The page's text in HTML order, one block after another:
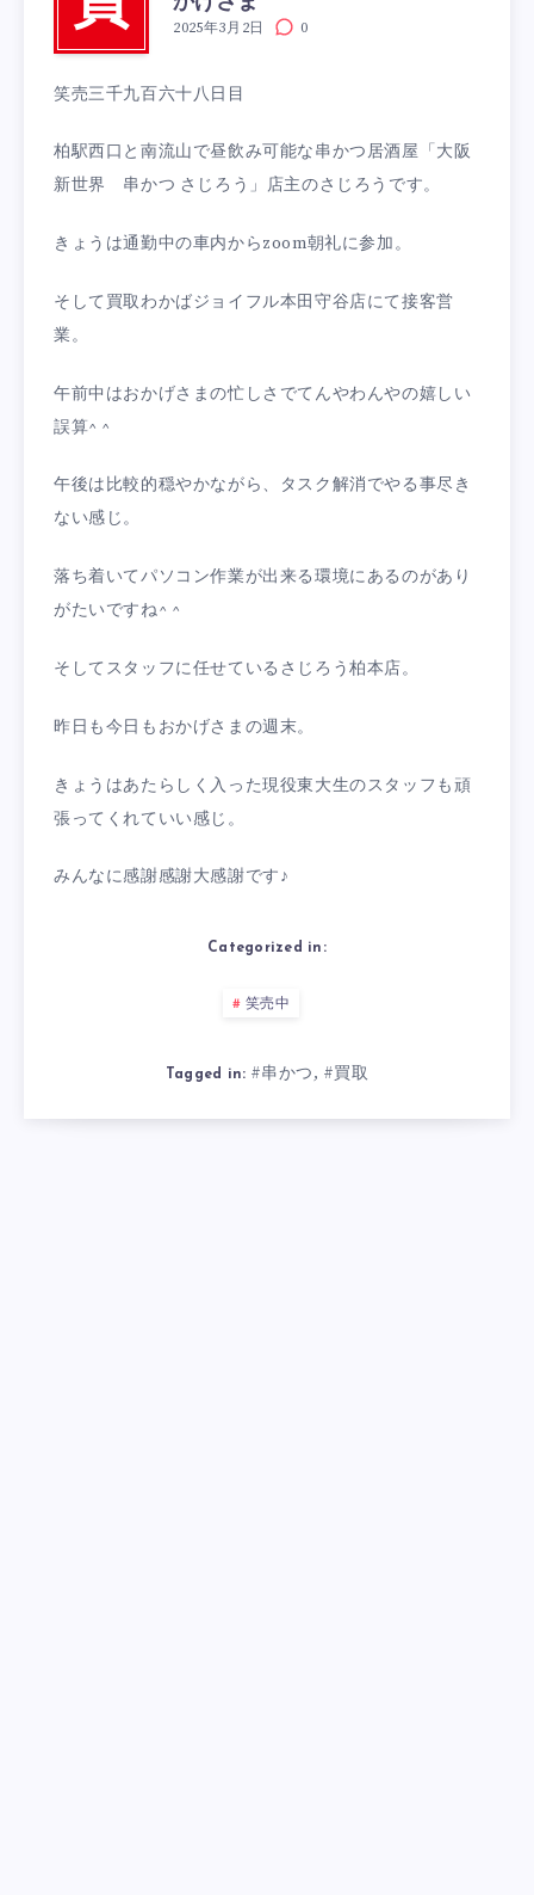
2025年3月2日 0
笑売三千九百六十八日目
柏駅西口と南流山で昼飲み可能な串かつ居酒屋「大阪
新世界 串かつ さじろう」店主のさじろうです。
きょうは通勤中の車内からzoom朝礼に参加。
そして買取わかばジョイフル本田守谷店にて接客営
業。
午前中はおかげさまの忙しさでてんやわんやの嬉しい
誤算^ ^
午後は比較的穏やかながら、タスク解消でやる事尽き
ない感じ。
落ち着いてパソコン作業が出来る環境にあるのがあり
がたいですね^ ^
そしてスタッフに任せているさじろう柏本店。
昨日も今日もおかげさまの週末。
きょうはあたらしく入った現役東大生のスタッフも頑
張ってくれていい感じ。
みんなに感謝感謝大感謝です♪
Categorized in:
笑売中
Tagged in: #串かつ, #買取